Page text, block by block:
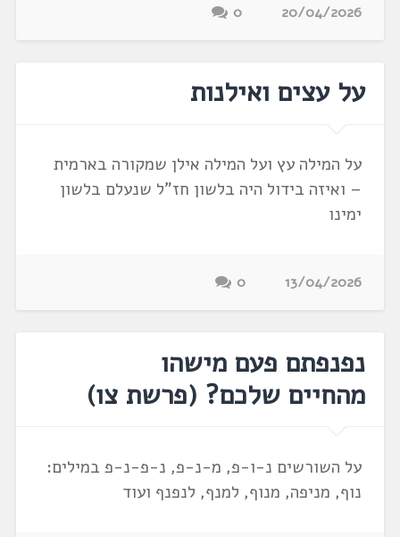
20/04/2026
0
על עצים ואילנות
על המילה עץ ועל המילה אילן שמקורה בארמית
– ואיזה בידול היה בלשון חז"ל שנעלם בלשון
ימינו
13/04/2026
0
נפנפתם פעם מישהו
מהחיים שלכם? ‏(פרשת צו‏)
על השורשים נ-ו-פ, מ-נ-פ, נ-פ-נ-פ במילים:
נוף, מניפה, מנוף, למנף, לנפנף ועוד